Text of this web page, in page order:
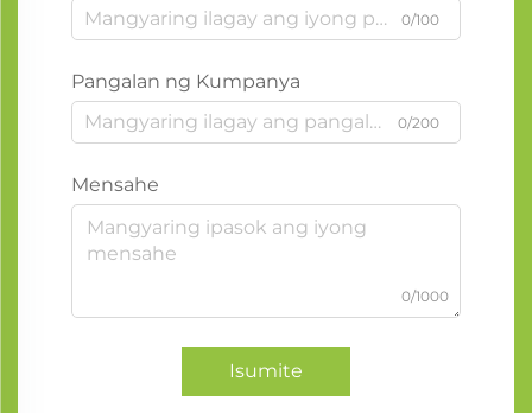
0/100
Pangalan ng Kumpanya
0/200
Mensahe
0/1000
Isumite